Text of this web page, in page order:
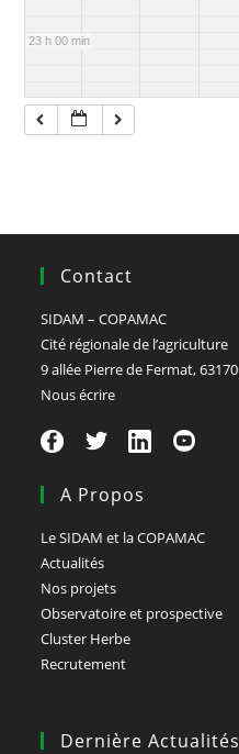
23 h 00 min
Contact
SIDAM – COPAMAC
Cité régionale de l’agriculture
9 allée Pierre de Fermat, 63170
Nous écrire
A Propos
Le SIDAM et la COPAMAC
Actualités
Nos projets
Observatoire et prospective
Cluster Herbe
Recrutement
Dernière Actualités